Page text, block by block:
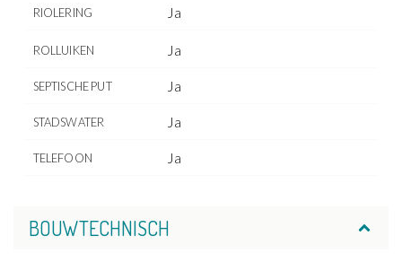
RIOLERING Ja
ROLLUIKEN Ja
SEPTISCHE PUT Ja
STADSWATER Ja
TELEFOON Ja
BOUWTECHNISCH